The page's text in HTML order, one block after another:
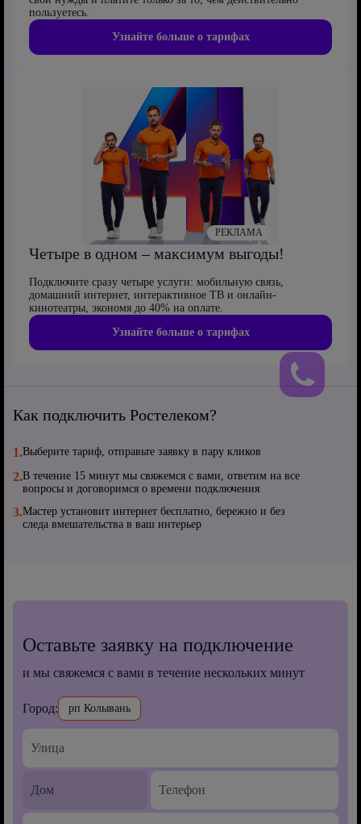
пользуетесь.
Узнайте больше о тарифах
Четыре в одном – максимум выгоды!
Подключите сразу четыре услуги: мобильную связь,
домашний интернет, интерактивное ТВ и онлайн-
кинотеатры, экономя до 40% на оплате.
Узнайте больше о тарифах
РЕКЛАМА
Как подключить Ростелеком?
1.Выберите тариф, отправьте заявку в пару кликов
2.В течение 15 минут мы свяжемся с вами, ответим на все
вопросы и договоримся о времени подключения
3.Мастер установит интернет бесплатно, бережно и без
следа вмешательства в ваш интерьер
Оставьте заявку на подключение
и мы свяжемся с вами в течение нескольких минут
Город: рп Колывань